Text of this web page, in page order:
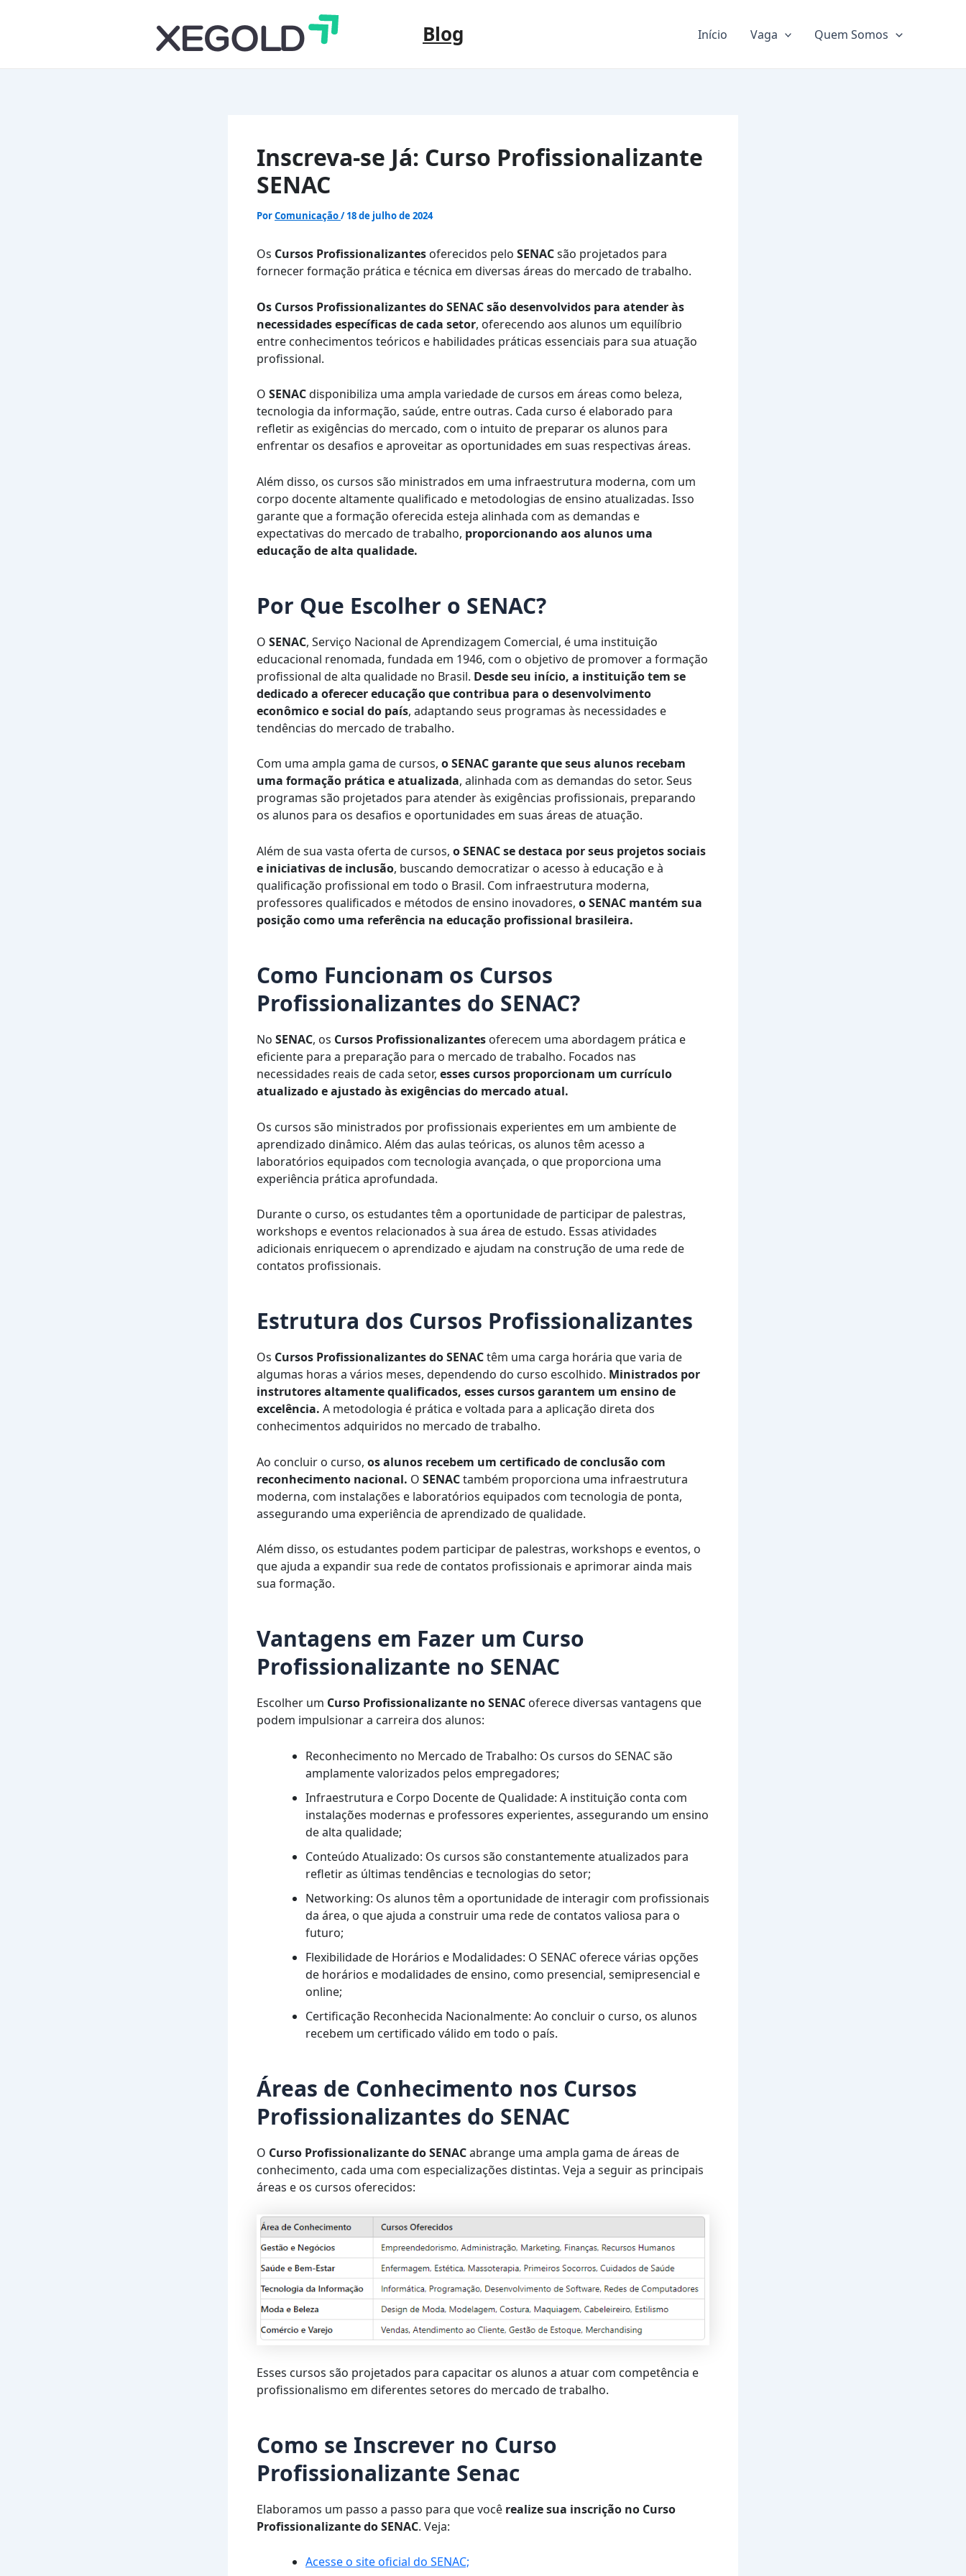
Blog Início Vaga Quem Somos
Inscreva-se Já: Curso Profissionalizante
SENAC
PorComunicação/18 de julho de 2024
Os Cursos Profissionalizantes oferecidos pelo SENACsão projetados para
fornecer formação prática e técnica em diversas áreas do mercado de trabalho.
Os Cursos Profissionalizantes do SENAC são desenvolvidos para atender às
necessidades específicas de cada setor, oferecendo aos alunos um equilíbrio
entre conhecimentos teóricos e habilidades práticas essenciais para sua atuação
profissional.
O SENACdisponibiliza uma ampla variedade de cursos em áreas como beleza,
tecnologia da informação, saúde, entre outras. Cada curso é elaborado para
refletir as exigências do mercado, com o intuito de preparar os alunos para
enfrentar os desafios e aproveitar as oportunidades em suas respectivas áreas.
Além disso, os cursos são ministrados em uma infraestrutura moderna, com um
corpo docente altamente qualificado e metodologias de ensino atualizadas. Isso
garante que a formação oferecida esteja alinhada com as demandas e
expectativas do mercado de trabalho, proporcionando aos alunos uma
educação de alta qualidade.
Por Que Escolher o SENAC?
O SENAC, Serviço Nacional de Aprendizagem Comercial, é uma instituição
educacional renomada, fundada em 1946, com o objetivo de promover a formação
profissional de alta qualidade no Brasil. Desde seu início, a instituição tem se
dedicado a oferecer educação que contribua para o desenvolvimento
econômico e social do país, adaptando seus programas às necessidades e
tendências do mercado de trabalho.
Com uma ampla gama de cursos, o SENAC garante que seus alunos recebam
uma formação prática e atualizada, alinhada com as demandas do setor. Seus
programas são projetados para atender às exigências profissionais, preparando
os alunos para os desafios e oportunidades em suas áreas de atuação.
Além de sua vasta oferta de cursos, o SENAC se destaca por seus projetos sociais
e iniciativas de inclusão, buscando democratizar o acesso à educação e à
qualificação profissional em todo o Brasil. Com infraestrutura moderna,
professores qualificados e métodos de ensino inovadores, o SENAC mantém sua
posição como uma referência na educação profissional brasileira.
Como Funcionam os Cursos
Profissionalizantes do SENAC?
No SENAC, os Cursos Profissionalizantes oferecem uma abordagem prática e
eficiente para a preparação para o mercado de trabalho. Focados nas
necessidades reais de cada setor, esses cursos proporcionam um currículo
atualizado e ajustado às exigências do mercado atual.
Os cursos são ministrados por profissionais experientes em um ambiente de
aprendizado dinâmico. Além das aulas teóricas, os alunos têm acesso a
laboratórios equipados com tecnologia avançada, o que proporciona uma
experiência prática aprofundada.
Durante o curso, os estudantes têm a oportunidade de participar de palestras,
workshops e eventos relacionados à sua área de estudo. Essas atividades
adicionais enriquecem o aprendizado e ajudam na construção de uma rede de
contatos profissionais.
Estrutura dos Cursos Profissionalizantes
Os Cursos Profissionalizantes do SENACtêm uma carga horária que varia de
algumas horas a vários meses, dependendo do curso escolhido. Ministrados por
instrutores altamente qualificados, esses cursos garantem um ensino de
excelência. A metodologia é prática e voltada para a aplicação direta dos
conhecimentos adquiridos no mercado de trabalho.
Ao concluir o curso, os alunos recebem um certificado de conclusão com
reconhecimento nacional. O SENACtambém proporciona uma infraestrutura
moderna, com instalações e laboratórios equipados com tecnologia de ponta,
assegurando uma experiência de aprendizado de qualidade.
Além disso, os estudantes podem participar de palestras, workshops e eventos, o
que ajuda a expandir sua rede de contatos profissionais e aprimorar ainda mais
sua formação.
Vantagens em Fazer um Curso
Profissionalizante no SENAC
Escolher um Curso Profissionalizante no SENAC oferece diversas vantagens que
podem impulsionar a carreira dos alunos:
Reconhecimento no Mercado de Trabalho: Os cursos do SENAC são
amplamente valorizados pelos empregadores;
Infraestrutura e Corpo Docente de Qualidade: A instituição conta com
instalações modernas e professores experientes, assegurando um ensino
de alta qualidade;
Conteúdo Atualizado: Os cursos são constantemente atualizados para
refletir as últimas tendências e tecnologias do setor;
Networking: Os alunos têm a oportunidade de interagir com profissionais
da área, o que ajuda a construir uma rede de contatos valiosa para o
futuro;
Flexibilidade de Horários e Modalidades: O SENAC oferece várias opções
de horários e modalidades de ensino, como presencial, semipresencial e
online;
Certificação Reconhecida Nacionalmente: Ao concluir o curso, os alunos
recebem um certificado válido em todo o país.
Áreas de Conhecimento nos Cursos
Profissionalizantes do SENAC
O Curso ProfissionalizantedoSENACabrange uma ampla gama de áreas de
conhecimento, cada uma com especializações distintas. Veja a seguir as principais
áreas e os cursos oferecidos:
Esses cursos são projetados para capacitar os alunos a atuar com competência e
profissionalismo em diferentes setores do mercado de trabalho.
Como se Inscrever no Curso
Profissionalizante Senac
Elaboramos um passo a passo para que você realize sua inscrição no Curso
Profissionalizante do SENAC. Veja:
Acesse o site oficial do SENAC;